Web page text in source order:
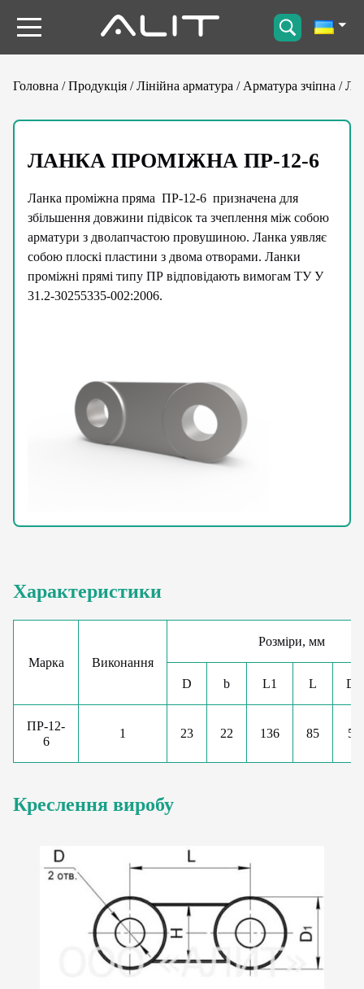
Головна /Продукція /Лінійна арматура / Арматура зчіпна /
ЛАНКА ПРОМІЖНА ПР-12-6
Ланка проміжна пряма ПР-12-6 призначена для
збільшення довжини підвісок та зчеплення між собою
арматури з дволапчастою провушиною. Ланка уявляє
собою плоскі пластини з двома отворами. Ланки
проміжні прямі типу ПР відповідають вимогам ТУ У
31.2-30255335-002:2006.
Характеристики
Марка Виконання
Розміри, мм
D b L1 L D1
ПР-12-
6
1 23 22 136 85 51
Креслення виробу